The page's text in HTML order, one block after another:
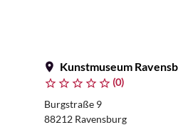
Kunstmuseum
(0)
Burgstraße 9
88212 Ravensburg